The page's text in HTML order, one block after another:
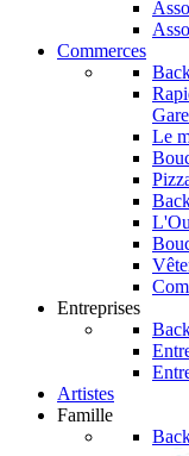
Commerces
Le
Entreprises
Artistes
Famille